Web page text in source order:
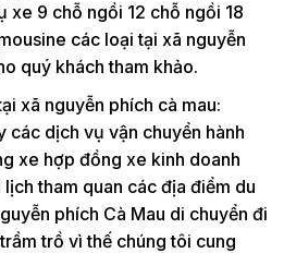
xe 9 chỗ ngồi 12 chỗ ngồi 18
các loại tại xã nguyễn
quý khách tham khảo.
xã nguyễn phích cà mau:
các dịch vụ vận chuyển hành
xe hợp đồng xe kinh doanh
tham quan các địa điểm du
phích Cà Mau di chuyển đi
trồ vì thế chúng tôi cung